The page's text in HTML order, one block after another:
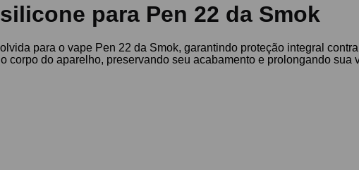
para Pen 22 da Smok
para o vape Pen 22 da Smok, garantindo proteção integral
corpo do aparelho, preservando seu acabamento e prolongando sua